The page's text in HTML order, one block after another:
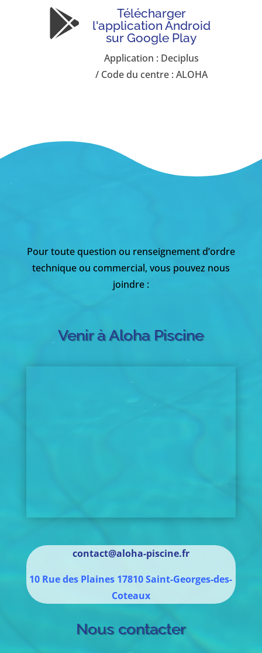

Télécharger
l'application Android
sur Google Play
Application : Deciplus
/ Code du centre : ALOHA
Pour toute question ou renseignement d’ordre
technique ou commercial, vous pouvez nous
joindre :
Venir à Aloha Piscine
contact@aloha-piscine.fr
10 Rue des Plaines 17810 Saint-Georges-des-
Coteaux
Nous contacter